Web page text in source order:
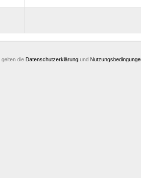
die Datenschutzerklärung und